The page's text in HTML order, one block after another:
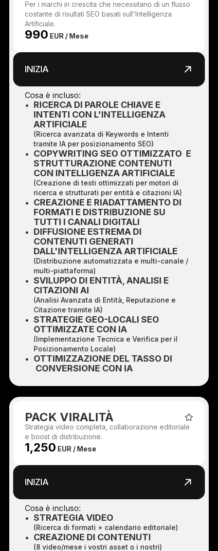
Per i marchi in crescita che necessitano di un flusso
costante di risultati SEO basati sull'Intelligenza
Artificiale.
990 EUR / Mese
INIZIA
Cosa è incluso:
RICERCA DI PAROLE CHIAVE E
INTENTI CON L'INTELLIGENZA
ARTIFICIALE
(Ricerca avanzata di Keywords e Intenti
tramite IA per posizionamento SEO)
COPYWRITING SEO OTTIMIZZATO E
STRUTTURAZIONE CONTENUTI
CON INTELLIGENZA ARTIFICIALE
(Creazione di testi ottimizzati per motori di
ricerca e strutturati per entità e citazioni IA)
CREAZIONE E RIADATTAMENTO DI
FORMATI E DISTRIBUZIONE SU
TUTTI I CANALI DIGITALI
DIFFUSIONE ESTREMA DI
CONTENUTI GENERATI
DALL'INTELLIGENZA ARTIFICIALE
(Distribuzione automatizzata e multi-canale /
multi-piattaforma)
SVILUPPO DI ENTITÀ, ANALISI E
CITAZIONI AI
(Analisi Avanzata di Entità, Reputazione e
Citazione tramite IA)
STRATEGIE GEO-LOCALI SEO
OTTIMIZZATE CON IA
(Implementazione Tecnica e Verifica per il
Posizionamento Locale)
OTTIMIZZAZIONE DEL TASSO DI
CONVERSIONE CON IA
PACK VIRALITÀ
Strategia video completa, collaborazione editoriale
e boost di distribuzione.
1,250 EUR / Mese
INIZIA
Cosa è incluso:
STRATEGIA VIDEO
(Ricerca di formati + calendario editoriale)
CREAZIONE DI CONTENUTI
(8 video/mese i vostri asset o i nostri)